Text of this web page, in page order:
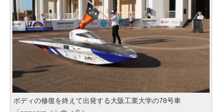
ボディの修復を終えて出発する大阪工業大学の78号車